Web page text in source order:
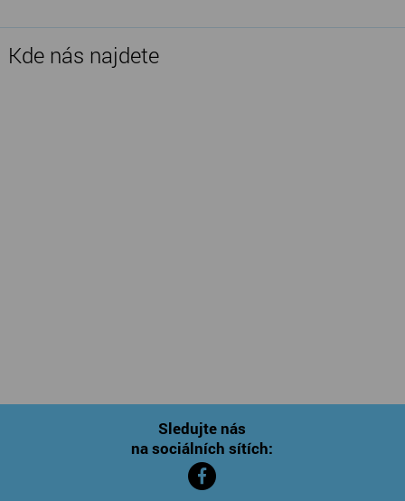
Kde nás najdete
Sledujte nás
na sociálních sítích: